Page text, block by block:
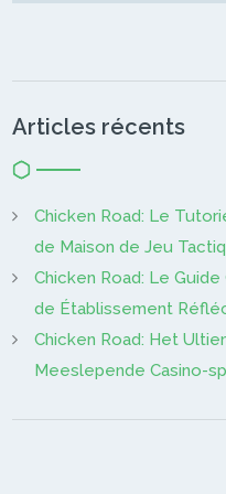
Articles récents
Chicken Road: Le
de Maison de Jeu
Chicken Road: Le
de Établissement
Chicken Road: Het
Meeslepende Casino-